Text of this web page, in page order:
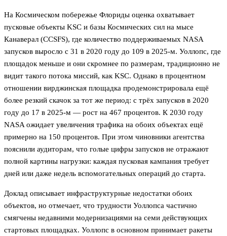
На Космическом побережье Флориды оценка охватывает
пусковые объекты KSC и базы Космических сил на мысе
Канаверал (CCSFS), где количество поддерживаемых NASA
запусков выросло с 31 в 2020 году до 109 в 2025-м. Уоллопс, где
площадок меньше и они скромнее по размерам, традиционно не
видит такого потока миссий, как KSC. Однако в процентном
отношении вирджинская площадка продемонстрировала ещё
более резкий скачок за тот же период: с трёх запусков в 2020
году до 17 в 2025-м — рост на 467 процентов. К 2030 году
NASA ожидает увеличения трафика на обоих объектах ещё
примерно на 150 процентов. При этом чиновники агентства
пояснили аудиторам, что голые цифры запусков не отражают
полной картины нагрузки: каждая пусковая кампания требует
дней или даже недель вспомогательных операций до старта.
Доклад описывает инфраструктурные недостатки обоих
объектов, но отмечает, что трудности Уоллопса частично
смягчены недавними модернизациями на семи действующих
стартовых площадках. Уоллопс в основном принимает ракеты